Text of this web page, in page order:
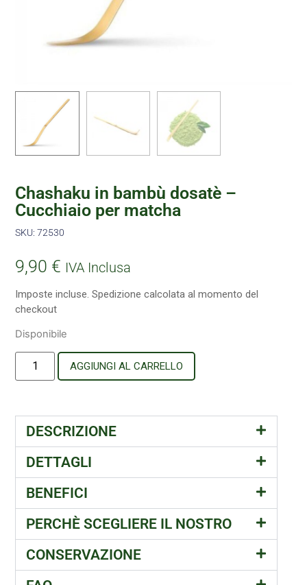
Chashaku in bambù dosatè –
Cucchiaio per matcha
SKU: 72530
9,90 € IVA Inclusa
Imposte incluse. Spedizione calcolata al momento del
checkout
Disponibile
AGGIUNGI AL CARRELLO
DESCRIZIONE
DETTAGLI
BENEFICI
PERCHÈ SCEGLIERE IL NOSTRO
CONSERVAZIONE